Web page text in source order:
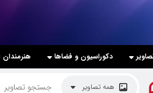
دکوراسیون و فضاها هنرمندان
همه تصاویر